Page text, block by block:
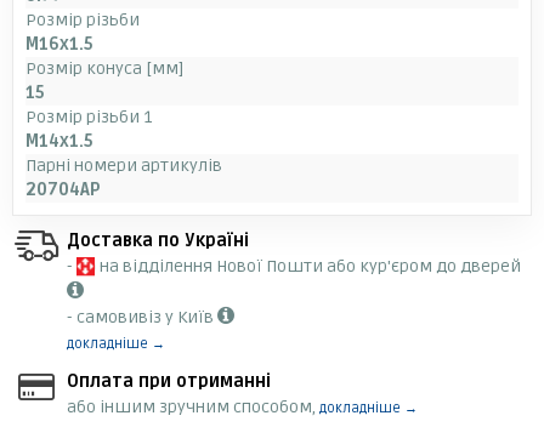
Розмір різьби
M16x1.5
Розмір конуса [мм]
15
Розмір різьби 1
M14x1.5
Парні номери артикулів
20704AP
Доставка по Україні
-
на відділення Нової Пошти або кур'єром до дверей
- самовивіз у Київ
докладніше →
Оплата при отриманні
або іншим зручним способом, докладніше →